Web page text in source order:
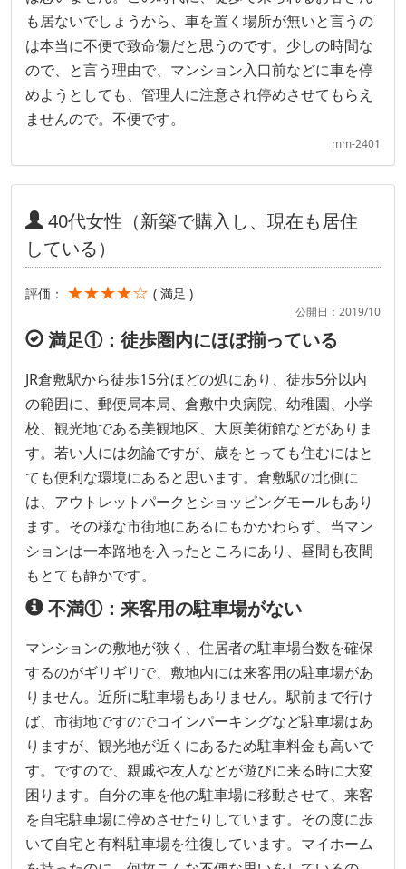
も居ないでしょうから、車を置く場所が無いと言うの
は本当に不便で致命傷だと思うのです。少しの時間な
ので、と言う理由で、マンション入口前などに車を停
めようとしても、管理人に注意され停めさせてもらえ
ませんので。不便です。
mm-2401
40代女性（新築で購入し、現在も居住
している）
評価： ★★★★☆ ( 満足 )
公開日：2019/10
満足①：徒歩圏内にほぼ揃っている
JR倉敷駅から徒歩15分ほどの処にあり、徒歩5分以内
の範囲に、郵便局本局、倉敷中央病院、幼稚園、小学
校、観光地である美観地区、大原美術館などがありま
す。若い人には勿論ですが、歳をとっても住むにはと
ても便利な環境にあると思います。倉敷駅の北側に
は、アウトレットパークとショッピングモールもあり
ます。その様な市街地にあるにもかかわらず、当マン
ションは一本路地を入ったところにあり、昼間も夜間
もとても静かです。
不満①：来客用の駐車場がない
マンションの敷地が狭く、住居者の駐車場台数を確保
するのがギリギリで、敷地内には来客用の駐車場があ
りません。近所に駐車場もありません。駅前まで行け
ば、市街地ですのでコインパーキングなど駐車場はあ
りますが、観光地が近くにあるため駐車料金も高いで
す。ですので、親戚や友人などが遊びに来る時に大変
困ります。自分の車を他の駐車場に移動させて、来客
を自宅駐車場に停めさせたりしています。その度に歩
いて自宅と有料駐車場を往復しています。マイホーム